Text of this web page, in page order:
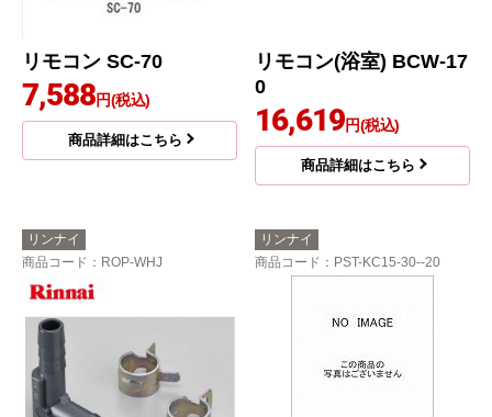
リモコン SC-70
7,588円(税込)
商品詳細はこちら
リモコン(浴室) BCW-17
0
16,619円(税込)
商品詳細はこちら
リンナイ
商品コード ：ROP-WHJ
リンナイ
商品コード ：PST-KC15-30--20